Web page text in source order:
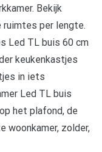
Bekijk
per lengte.
Led TL buis 60 cm
keukenkastjes
in iets
Led TL buis
het plafond, de
woonkamer, zolder,